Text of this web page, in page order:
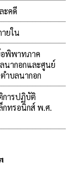
ะคดี
ยใน
อพิพาทภาค
นากอกและศูนย์
ำบลนากอก
ารปฏิบัติ
กทรอนิกส์ พ.ศ.